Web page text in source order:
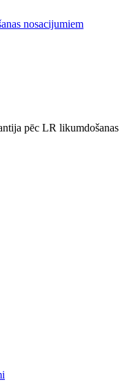
nosacijumiem
pēc LR likumdošanas